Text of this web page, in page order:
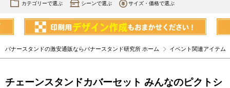
カテゴリーで選ぶ シーンで選ぶ サイズ・価格で選ぶ
バナースタンドの激安通販ならバナースタンド研究所 ホーム イベント関連アイテム
チェーンスタンドカバーセット みんなのピクトシ